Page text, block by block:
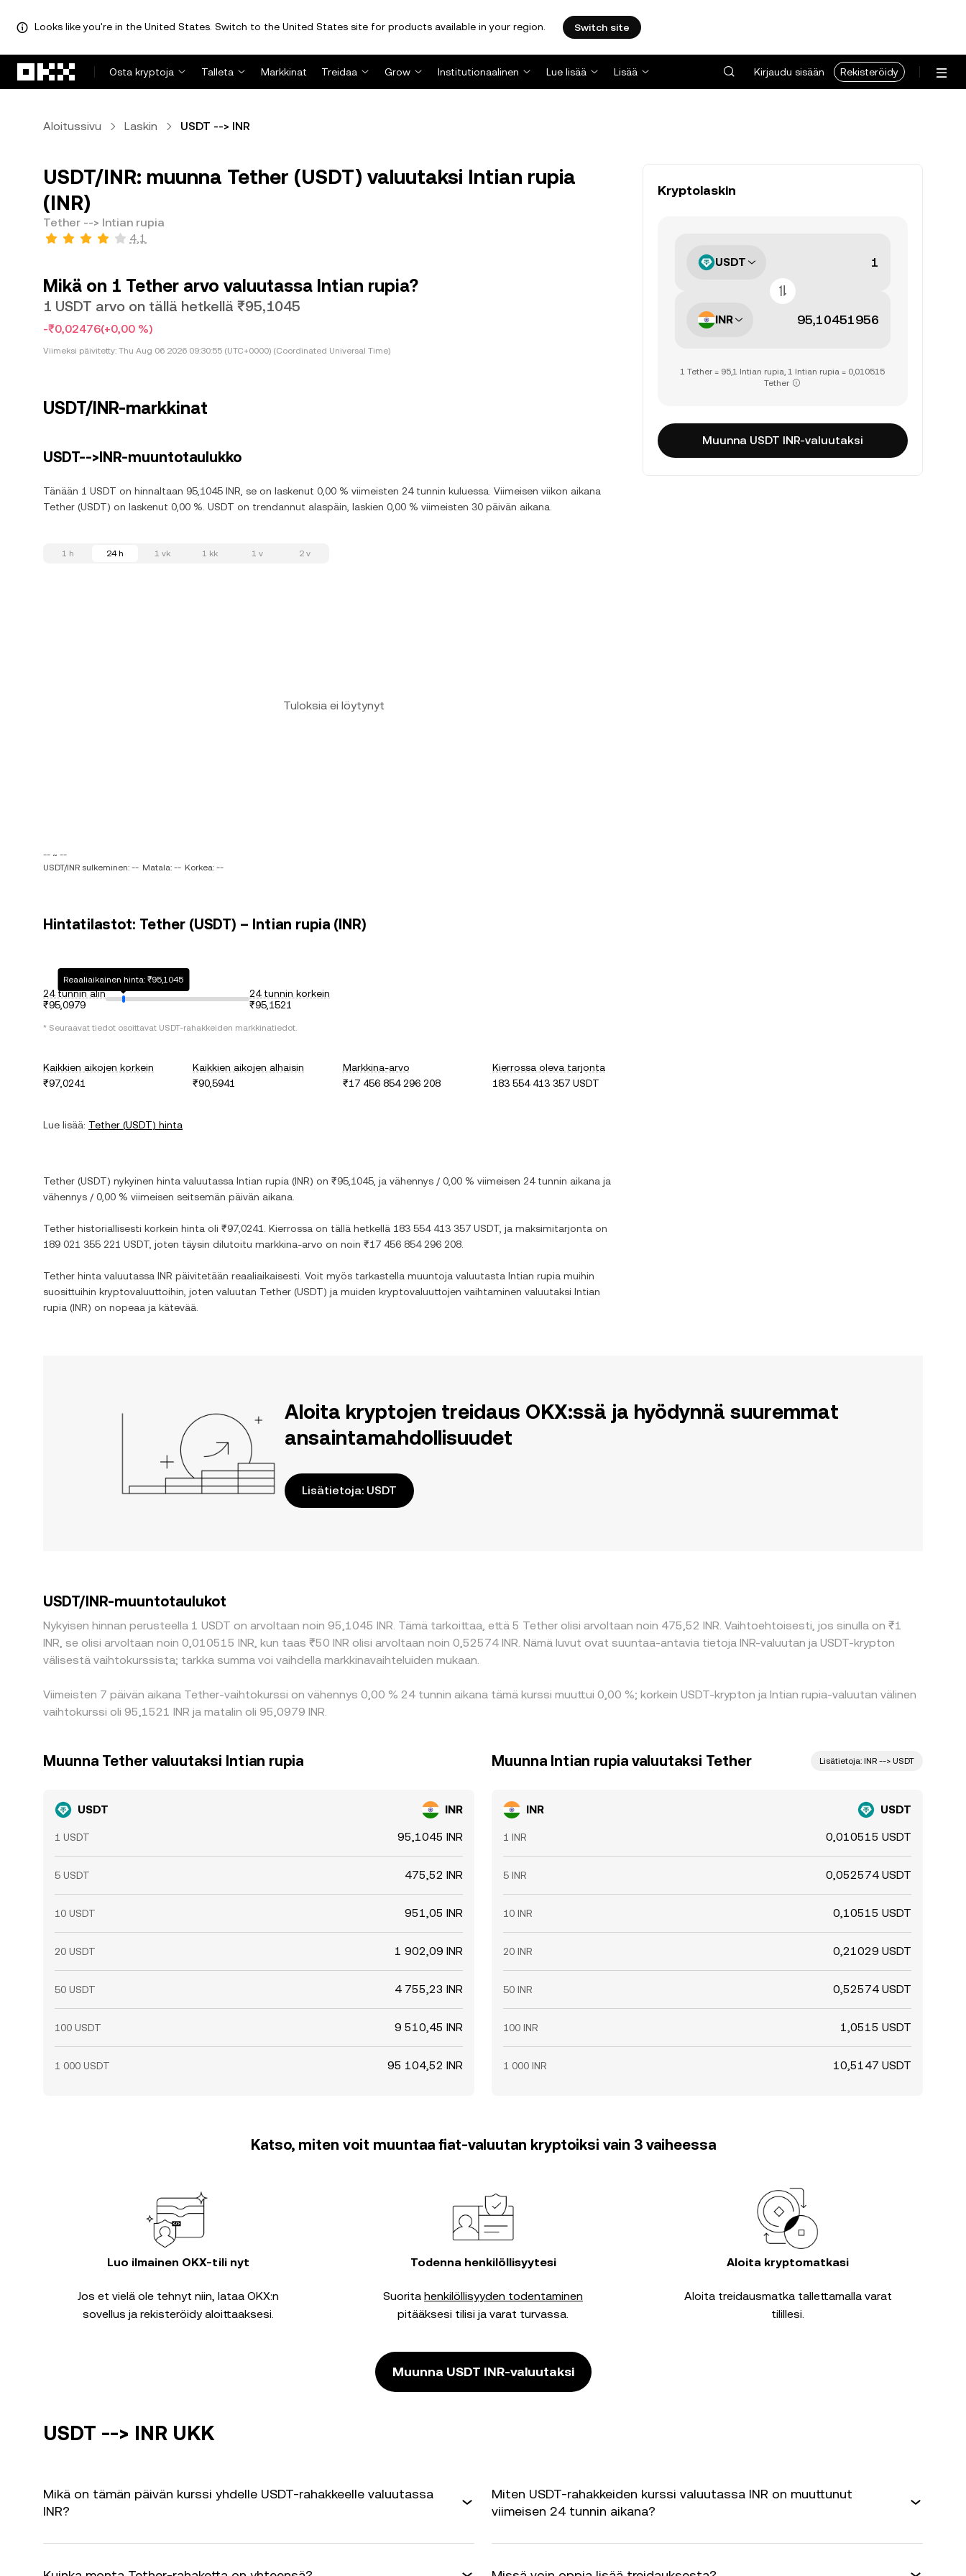
Looks like you're in the United States. Switch to the United States site for products available in your region. Switch site
Osta kryptoja
Talleta Markkinat Treidaa Grow Institutionaalinen Lue lisää Lisää Kirjaudu sisään Rekisteröidy
Aloitussivu Laskin USDT --> INR
USDT/INR: muunna Tether (USDT) valuutaksi Intian rupia
(INR)
Tether --> Intian rupia
4,1
Mikä on 1 Tether arvo valuutassa Intian rupia?
1 USDT arvo on tällä hetkellä ₹95,1045
-₹0,02476(+0,00 %)
Viimeksi päivitetty: Thu Aug 06 2026 09:30:55 (UTC+0000) (Coordinated Universal Time)
USDT/INR-markkinat
USDT-->INR-muuntotaulukko
Tänään 1 USDT on hinnaltaan 95,1045 INR, se on laskenut 0,00 % viimeisten 24 tunnin kuluessa. Viimeisen viikon aikana
Tether (USDT) on laskenut 0,00 %. USDT on trendannut alaspäin, laskien 0,00 % viimeisten 30 päivän aikana.
1 h 24 h 1 vk 1 kk 1 v 2 v
Tuloksia ei löytynyt
-- ~ --
USDT/INR sulkeminen: -- Matala: -- Korkea: --
Hintatilastot: Tether (USDT) – Intian rupia (INR)
24 tunnin alin
₹95,0979
Reaaliaikainen hinta: ₹95,1045
24 tunnin korkein
₹95,1521
* Seuraavat tiedot osoittavat USDT-rahakkeiden markkinatiedot.
Kaikkien aikojen korkein
₹97,0241
Kaikkien aikojen alhaisin
₹90,5941
Markkina-arvo
₹17 456 854 296 208
Kierrossa oleva tarjonta
183 554 413 357 USDT
Lue lisää: Tether (USDT) hinta
Tether (USDT) nykyinen hinta valuutassa Intian rupia (INR) on ₹95,1045 , ja vähennys / 0,00 % viimeisen 24 tunnin aikana ja
vähennys / 0,00 % viimeisen seitsemän päivän aikana.
Tether historiallisesti korkein hinta oli ₹97,0241 . Kierrossa on tällä hetkellä 183 554 413 357 USDT , ja maksimitarjonta on
189 021 355 221 USDT , joten täysin dilutoitu markkina-arvo on noin ₹17 456 854 296 208
Tether hinta valuutassa INR päivitetään reaaliaikaisesti. Voit myös tarkastella muuntoja valuutasta Intian rupia muihin
suosittuihin kryptovaluuttoihin, joten valuutan Tether (USDT) ja muiden kryptovaluuttojen vaihtaminen valuutaksi Intian
rupia (INR) on nopeaa ja kätevää.
Kryptolaskin
USDT
INR
1 Tether = 95,1 Intian rupia, 1 Intian rupia = 0,010515
Tether
Muunna USDT INR-valuutaksi
Aloita kryptojen treidaus OKX:ssä ja hyödynnä suuremmat
ansaintamahdollisuudet
Lisätietoja: USDT
USDT/INR-muuntotaulukot
Nykyisen hinnan perusteella 1 USDT on arvoltaan noin 95,1045 INR. Tämä tarkoittaa, että 5 Tether olisi arvoltaan noin 475,52 INR. Vaihtoehtoisesti, jos sinulla on ₹1
INR, se olisi arvoltaan noin 0,010515 INR, kun taas ₹50 INR olisi arvoltaan noin 0,52574 INR. Nämä luvut ovat suuntaa-antavia tietoja INR-valuutan ja USDT-krypton
välisestä vaihtokurssista; tarkka summa voi vaihdella markkinavaihteluiden mukaan.
Viimeisten 7 päivän aikana Tether-vaihtokurssi on vähennys 0,00 % 24 tunnin aikana tämä kurssi muuttui 0,00 %; korkein USDT-krypton ja Intian rupia-valuutan välinen
vaihtokurssi oli 95,1521 INR ja matalin oli 95,0979 INR.
Muunna Tether valuutaksi Intian rupia
USDT INR
1 USDT 95,1045 INR
5 USDT 475,52 INR
10 USDT 951,05 INR
20 USDT 1 902,09 INR
50 USDT 4 755,23 INR
100 USDT 9 510,45 INR
1 000 USDT 95 104,52 INR
Muunna Intian rupia valuutaksi Tether Lisätietoja: INR --> USDT
INR USDT
1 INR 0,010515 USDT
5 INR 0,052574 USDT
10 INR 0,10515 USDT
20 INR 0,21029 USDT
50 INR 0,52574 USDT
100 INR 1,0515 USDT
1 000 INR 10,5147 USDT
Katso, miten voit muuntaa fiat-valuutan kryptoiksi vain 3 vaiheessa
Luo ilmainen OKX-tili nyt
Jos et vielä ole tehnyt niin, lataa OKX:n
sovellus ja rekisteröidy aloittaaksesi.
Todenna henkilöllisyytesi
Suorita henkilöllisyyden todentaminen
pitääksesi tilisi ja varat turvassa.
Aloita kryptomatkasi
Aloita treidausmatka tallettamalla varat
tilillesi.
Muunna USDT INR-valuutaksi
USDT --> INR UKK
Mikä on tämän päivän kurssi yhdelle USDT-rahakkeelle valuutassa
INR?
Miten USDT-rahakkeiden kurssi valuutassa INR on muuttunut
viimeisen 24 tunnin aikana?